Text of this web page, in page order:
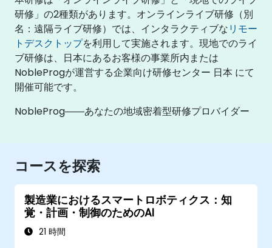
研修」の2種類があります。オンラインライブ研修（別
名：遠隔ライブ研修）では、インタラクティブなリモー
トデスクトップを利用して実施されます。現地でのライ
ブ研修は、日本にあるお客様の事業所内または
NobleProgが運営する企業向け研修センター 日本 にて
開催可能です。
NobleProg――あなたの地域密着型研修プロバイダー
コースを探索
製造業におけるスマートロボティクス：知
覚・計画・制御のためのAI
21 時間